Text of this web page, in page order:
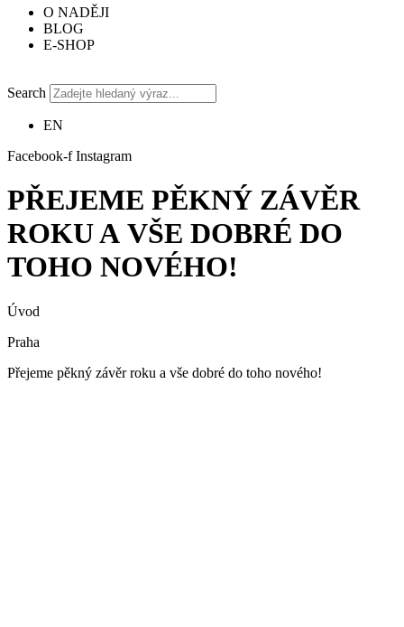
O NADĚJI
BLOG
E-SHOP
Search
EN
Facebook-f Instagram
PŘEJEME PĚKNÝ ZÁVĚR
ROKU A VŠE DOBRÉ DO
TOHO NOVÉHO!
Úvod
Praha
Přejeme pěkný závěr roku a vše dobré do toho nového!